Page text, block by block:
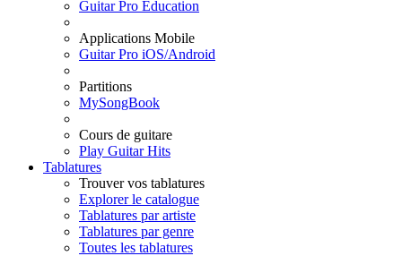
Guitar Pro Education
Applications Mobile
Guitar Pro iOS/Android
Partitions
MySongBook
Cours de guitare
Play Guitar Hits
Tablatures
Trouver vos tablatures
Explorer le catalogue
Tablatures par artiste
Tablatures par genre
Toutes les tablatures